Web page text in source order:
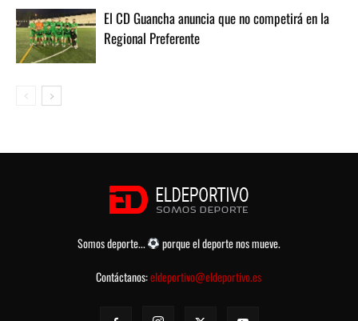
El CD Guancha anuncia que no competirá en la
Regional Preferente
Somos deporte...
porque el deporte nos mueve.
Contáctanos:eldeportivo@eldeportivo.es